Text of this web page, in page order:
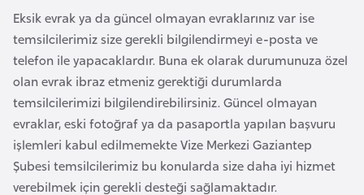
Eksik evrak ya da güncel olmayan evraklarınız var ise
temsilcilerimiz size gerekli bilgilendirmeyi e-posta ve
telefon ile yapacaklardır. Buna ek olarak durumunuza özel
olan evrak ibraz etmeniz gerektiği durumlarda
temsilcilerimizi bilgilendirebilirsiniz. Güncel olmayan
evraklar, eski fotoğraf ya da pasaportla yapılan başvuru
işlemleri kabul edilmemekte Vize Merkezi Gaziantep
Şubesi temsilcilerimiz bu konularda size daha iyi hizmet
verebilmek için gerekli desteği sağlamaktadır.
H
B
u